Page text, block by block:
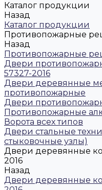
Каталог продукции
Назад
Каталог продукции
Противопожарные
Назад
Противопожарные
Двери
57327-2016
Двери деревянные
противопожарные
Двери
Противопожарные
Ворота всех типов
Двери стальные
стыковочные узлы)
Двери деревянные
2016
Назад
Двери деревянные